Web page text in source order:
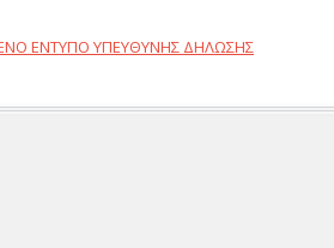
ΕΝΤΥΠΟ ΥΠΕΥΘΥΝΗΣ ΔΗΛΩΣΗΣ